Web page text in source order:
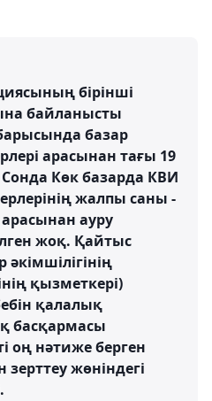
бірінші
байланысты
базар
арасынан тағы 19
Көк базарда КВИ
жалпы саны -
ауру
жоқ. Қайтыс
қызметкері)
қалалық
басқармасы
оң нәтиже берген
жөніндегі